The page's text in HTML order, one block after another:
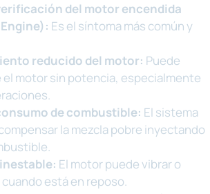
del motor encendida
Es el síntoma más común y
reducido del motor: Puede
motor sin potencia, especialmente
de combustible: El sistema
la mezcla pobre inyectando
El motor puede vibrar o
está en reposo.